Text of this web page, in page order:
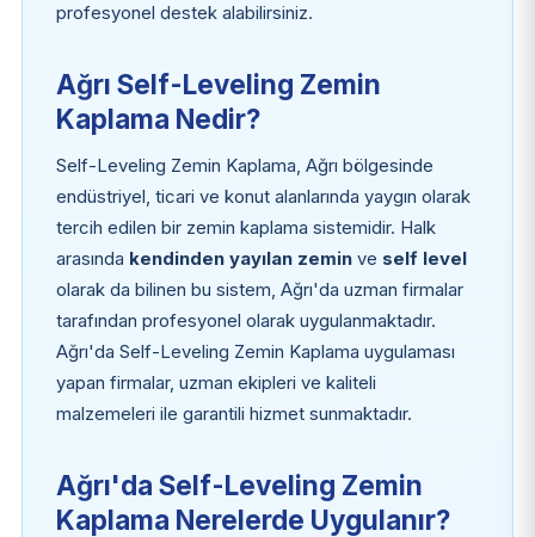
profesyonel destek alabilirsiniz.
Ağrı Self-Leveling Zemin
Kaplama Nedir?
Self-Leveling Zemin Kaplama, Ağrı bölgesinde
endüstriyel, ticari ve konut alanlarında yaygın olarak
tercih edilen bir zemin kaplama sistemidir. Halk
arasında kendinden yayılan zeminve self level
olarak da bilinen bu sistem, Ağrı'da uzman firmalar
tarafından profesyonel olarak uygulanmaktadır.
Ağrı'da Self-Leveling Zemin Kaplama uygulaması
yapan firmalar, uzman ekipleri ve kaliteli
malzemeleri ile garantili hizmet sunmaktadır.
Ağrı'da Self-Leveling Zemin
Kaplama Nerelerde Uygulanır?